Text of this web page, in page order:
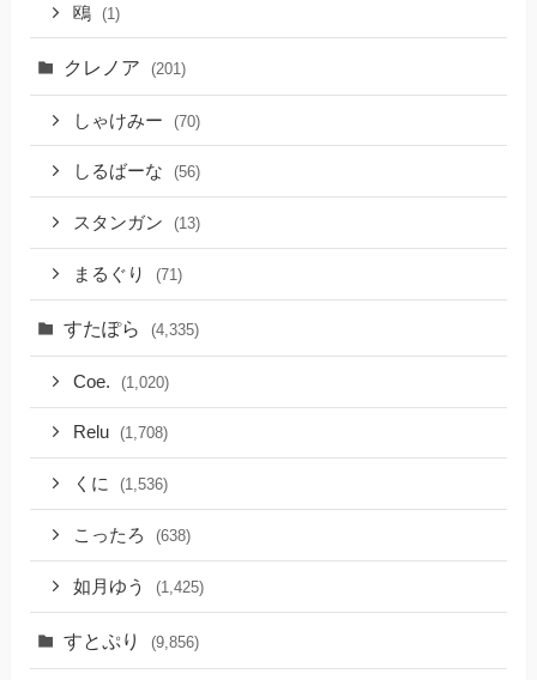
鴎 (1)
クレノア (201)
しゃけみー (70)
しるばーな (56)
スタンガン (13)
まるぐり (71)
すたぽら (4,335)
Coe. (1,020)
Relu (1,708)
くに (1,536)
こったろ (638)
如月ゆう (1,425)
すとぷり (9,856)